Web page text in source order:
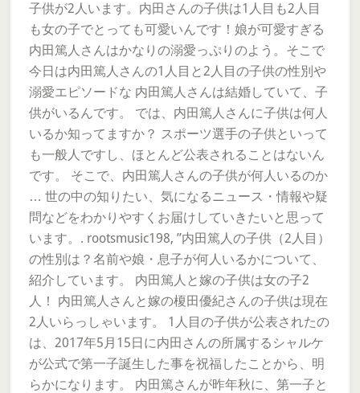
子供が2人います。内田さんの子供は1人目も2人目
も女の子でとっても可愛いんです！娘が可愛すぎる
内田篤人さんはかなりの溺愛っぷりのよう。そこで
今日は内田篤人さんの1人目と2人目の子供の性別や
溺愛エピソードな 内田篤人さんは結婚していて、子
供がいるんです。 では、内田篤人さんに子供は何人
いるか知ってますか？ スポーツ選手の子供といって
も一般人ですし、ほとんど公表されることはないん
です。 そこで、内田篤人さんの子供が何人いるのか
… 世の中の知りたい、気になるニュース・情報や疑
問などをわかりやすくお届けしていきたいと思って
います。. rootsmusic198, ”内田篤人の子供（2人目）
の性別は？名前や娘・息子が何人いるかについて、
紹介しています。 内田篤人と嫁の子供は女の子2
人！ 内田篤人さんと嫁の榎田優紀さんの子供は現在
2人いらっしゃいます。 1人目の子供が公表されたの
は、2017年5月15日に内田さんの所属するシャルケ
が公式で第一子誕生した事を祝福したことから、明
らかになります。 内田篤さんが昨年秋に、第一子と